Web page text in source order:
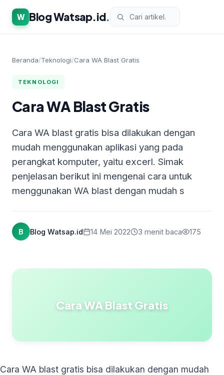
W Blog Watsap.id.
Beranda/Teknologi/Cara WA Blast Gratis
TEKNOLOGI
Cara WA Blast Gratis
Cara WA blast gratis bisa dilakukan dengan
mudah menggunakan aplikasi yang pada
perangkat komputer, yaitu excerl. Simak
penjelasan berikut ini mengenai cara untuk
menggunakan WA blast dengan mudah s
B Blog Watsap.id 14 Mei 2022 3 menit baca 175
Cara WA Blast Gratis
Cara WA blast gratis bisa dilakukan dengan mudah